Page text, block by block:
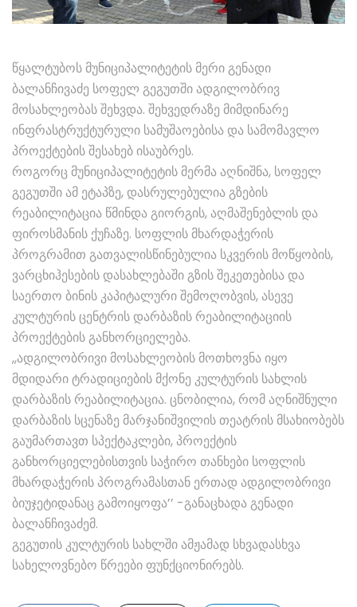
წყალტუბოს მუნიციპალიტეტის მერი გენადი
ბალანჩივაძე სოფელ გეგუთში ადგილობრივ
მოსახლეობას შეხვდა. შეხვედრაზე მიმდინარე
ინფრასტრუქტურული სამუშაოებისა და სამომავლო
პროექტების შესახებ ისაუბრეს.
როგორც მუნიციპალიტეტის მერმა აღნიშნა, სოფელ
გეგუთში ამ ეტაპზე, დასრულებულია გზების
რეაბილიტაცია წმინდა გიორგის, აღმაშენებლის და
ფიროსმანის ქუჩაზე. სოფლის მხარდაჭერის
პროგრამით გათვალისწინებულია სკვერის მოწყობის,
ვარცხიჰესების დასახლებაში გზის შეკეთებისა და
საერთო ბინის კაპიტალური შემოღობვის, ასევე
კულტურის ცენტრის დარბაზის რეაბილიტაციის
პროექტების განხორციელება.
,,ადგილობრივი მოსახლეობის მოთხოვნა იყო
მდიდარი ტრადიციების მქონე კულტურის სახლის
დარბაზის რეაბილიტაცია. ცნობილია, რომ აღნიშნული
დარბაზის სცენაზე მარჯანიშვილის თეატრის მსახიობებს
გაუმართავთ სპექტაკლები, პროექტის
განხორციელებისთვის საჭირო თანხები სოფლის
მხარდაჭერის პროგრამასთან ერთად ადგილობრივი
ბიუჯეტიდანაც გამოიყოფა’’ -განაცხადა გენადი
ბალანჩივაძემ.
გეგუთის კულტურის სახლში ამჟამად სხვადასხვა
სახელოვნებო წრეები ფუნქციონირებს.